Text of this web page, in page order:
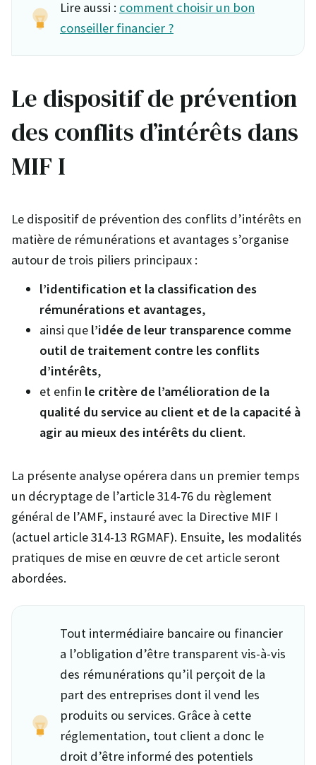
Lire aussi : comment choisir un bon
conseiller financier ?
Le dispositif de prévention
des conflits d’intérêts dans
MIF I
Le dispositif de prévention des conflits d’intérêts en
matière de rémunérations et avantages s’organise
autour de trois piliers principaux :
l’identification et la classification des
rémunérations et avantages,
ainsi que l’idée de leur transparence comme
outil de traitement contre les conflits
d’intérêts,
et enfin le critère de l’amélioration de la
qualité du service au client et de la capacité à
agir au mieux des intérêts du client.
La présente analyse opérera dans un premier temps
un décryptage de l’article 314-76 du règlement
général de l’AMF, instauré avec la Directive MIF I
(actuel article 314-13 RGMAF). Ensuite, les modalités
pratiques de mise en œuvre de cet article seront
abordées.
Tout intermédiaire bancaire ou financier
a l’obligation d’être transparent vis-à-vis
des rémunérations qu’il perçoit de la
part des entreprises dont il vend les
produits ou services. Grâce à cette
réglementation, tout client a donc le
droit d’être informé des potentiels